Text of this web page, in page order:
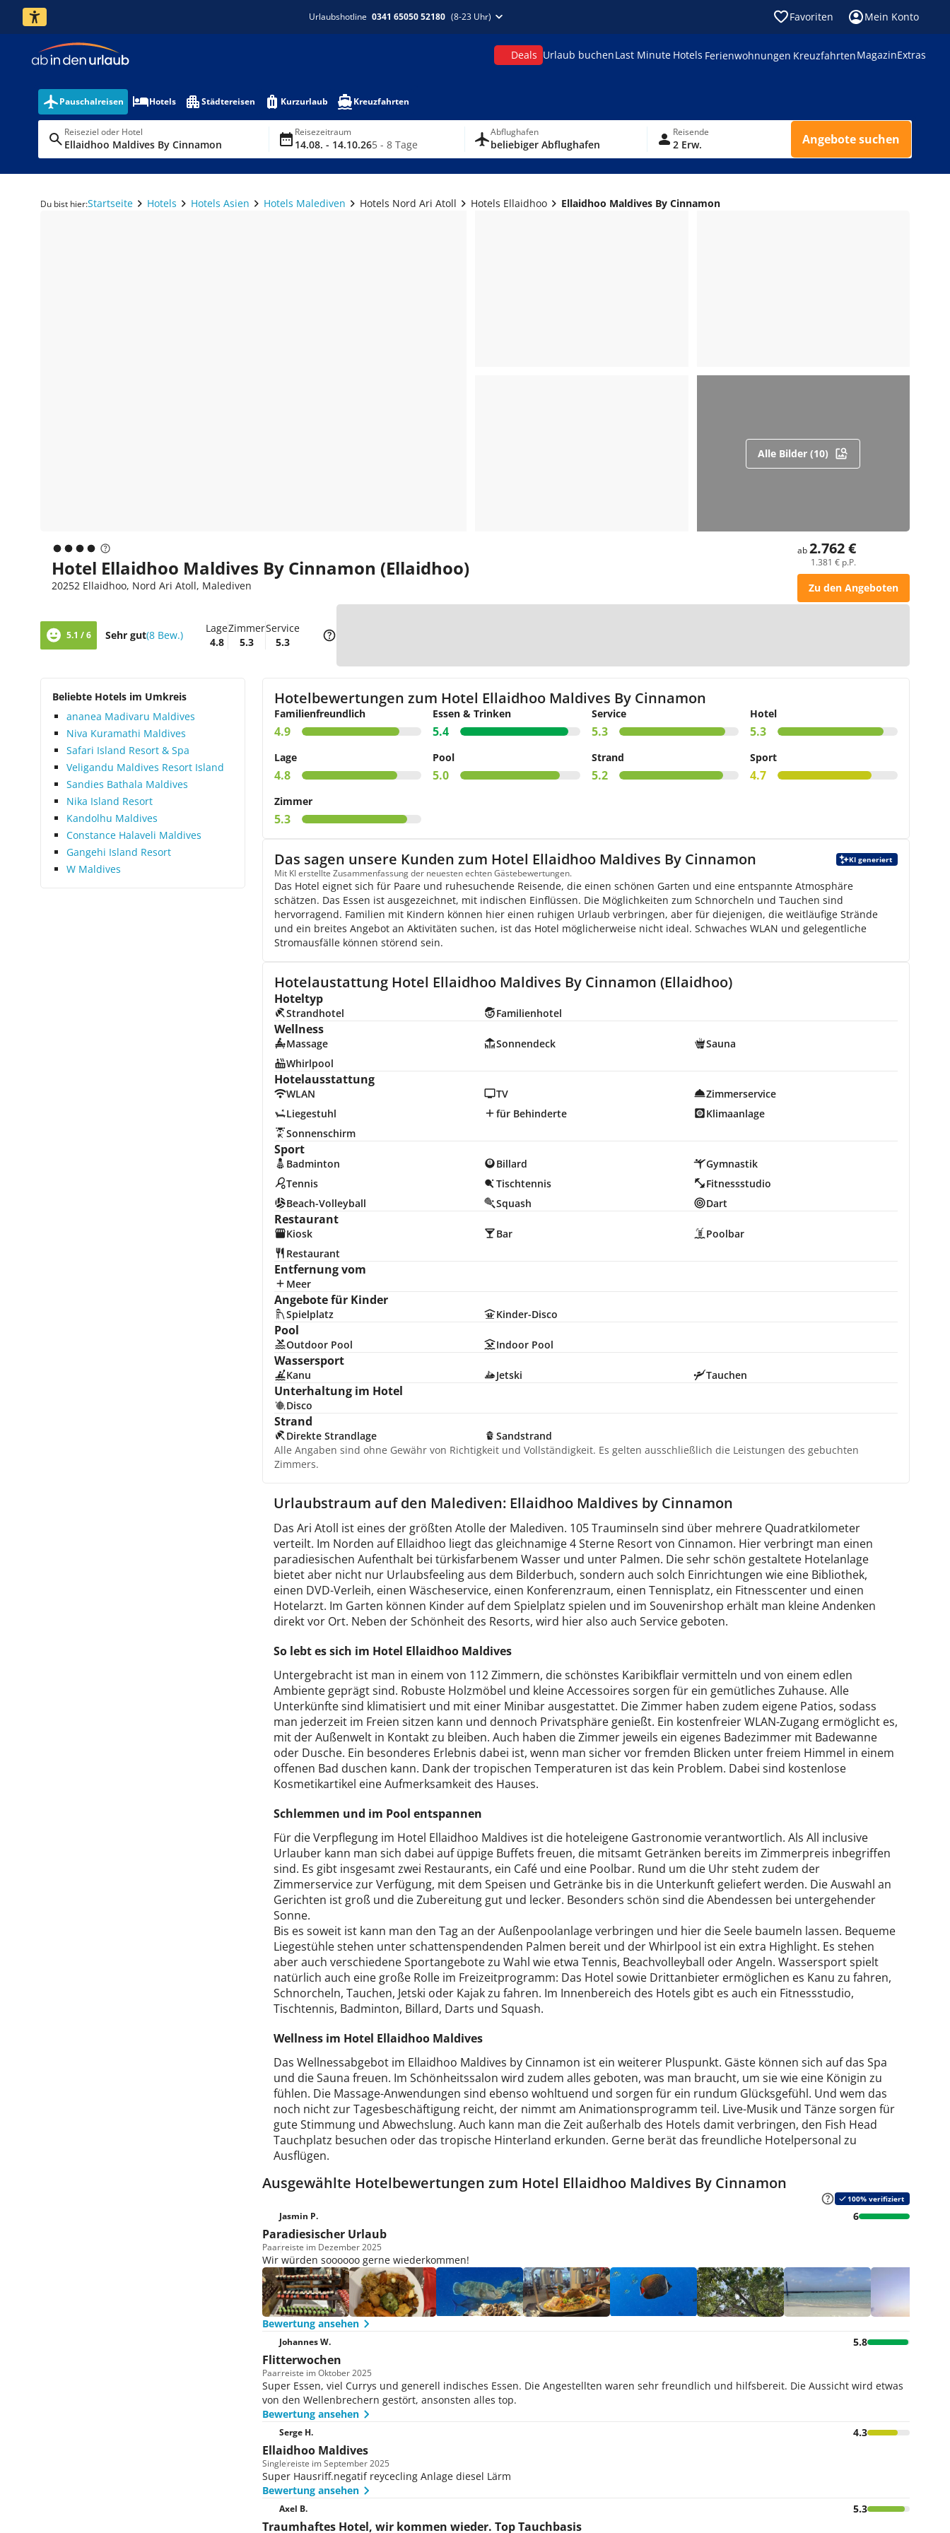
Urlaubshotline 0341 65050 52180 (8-23 Uhr) Favoriten Mein Konto
Deals Urlaub buchenLast Minute Hotels Ferienwohnungen KreuzfahrtenMagazinExtras
Pauschalreisen Hotels Städtereisen Kurzurlaub Kreuzfahrten
Reiseziel oder Hotel
Ellaidhoo Maldives By Cinnamon
Reisezeitraum
14.08. - 14.10.265 - 8 Tage
Abflughafen
beliebiger Abflughafen
Reisende
2 Erw. Angebote suchen
Du bist hier:Startseite Hotels Hotels Asien Hotels Malediven Hotels Nord Ari Atoll Hotels Ellaidhoo Ellaidhoo Maldives By Cinnamon
Alle Bilder (10)
Hotel Ellaidhoo Maldives By Cinnamon (Ellaidhoo)
20252 Ellaidhoo, Nord Ari Atoll, Malediven
ab2.762 €
1.381 € p.P.
Zu den Angeboten
5.1 / 6 Sehr gut(8 Bew.)
Lage
4.8
Zimmer
5.3
Service
5.3
Beliebte Hotels im Umkreis
ananea Madivaru Maldives
Niva Kuramathi Maldives
Safari Island Resort & Spa
Veligandu Maldives Resort Island
Sandies Bathala Maldives
Nika Island Resort
Kandolhu Maldives
Constance Halaveli Maldives
Gangehi Island Resort
W Maldives
Hotelbewertungen zum Hotel Ellaidhoo Maldives By Cinnamon
Familienfreundlich
4.9
Essen & Trinken
5.4
Service
5.3
Hotel
5.3
Lage
4.8
Pool
5.0
Strand
5.2
Sport
4.7
Zimmer
5.3
Das sagen unsere Kunden zum Hotel Ellaidhoo Maldives By Cinnamon KI generiert
Mit KI erstellte Zusammenfassung der neuesten echten Gästebewertungen.
Das Hotel eignet sich für Paare und ruhesuchende Reisende, die einen schönen Garten und eine entspannte Atmosphäre
schätzen. Das Essen ist ausgezeichnet, mit indischen Einflüssen. Die Möglichkeiten zum Schnorcheln und Tauchen sind
hervorragend. Familien mit Kindern können hier einen ruhigen Urlaub verbringen, aber für diejenigen, die weitläufige Strände
und ein breites Angebot an Aktivitäten suchen, ist das Hotel möglicherweise nicht ideal. Schwaches WLAN und gelegentliche
Stromausfälle können störend sein.
Hotelaustattung Hotel Ellaidhoo Maldives By Cinnamon (Ellaidhoo)
Hoteltyp
Strandhotel Familienhotel
Wellness
Massage Sonnendeck
Sauna
Whirlpool
Hotelausstattung
WLAN TV
Zimmerservice
Liegestuhl
für Behinderte
Klimaanlage
Sonnenschirm
Sport
Badminton Billard
Gymnastik
Tennis
Tischtennis
Fitnessstudio
Beach-Volleyball
Squash Dart
Restaurant
Kiosk Bar
Poolbar
Restaurant
Entfernung vom
Meer
Angebote für Kinder
Spielplatz Kinder-Disco
Pool
Outdoor Pool Indoor Pool
Wassersport
Kanu Jetski Tauchen
Unterhaltung im Hotel
Disco
Strand
Direkte Strandlage
Sandstrand
Alle Angaben sind ohne Gewähr von Richtigkeit und Vollständigkeit. Es gelten ausschließlich die Leistungen des gebuchten
Zimmers.
Urlaubstraum auf den Malediven: Ellaidhoo Maldives by Cinnamon
Das Ari Atoll ist eines der größten Atolle der Malediven. 105 Trauminseln sind über mehrere Quadratkilometer
verteilt. Im Norden auf Ellaidhoo liegt das gleichnamige 4 Sterne Resort von Cinnamon. Hier verbringt man einen
paradiesischen Aufenthalt bei türkisfarbenem Wasser und unter Palmen. Die sehr schön gestaltete Hotelanlage
bietet aber nicht nur Urlaubsfeeling aus dem Bilderbuch, sondern auch solch Einrichtungen wie eine Bibliothek,
einen DVD-Verleih, einen Wäscheservice, einen Konferenzraum, einen Tennisplatz, ein Fitnesscenter und einen
Hotelarzt. Im Garten können Kinder auf dem Spielplatz spielen und im Souvenirshop erhält man kleine Andenken
direkt vor Ort. Neben der Schönheit des Resorts, wird hier also auch Service geboten.
So lebt es sich im Hotel Ellaidhoo Maldives
Untergebracht ist man in einem von 112 Zimmern, die schönstes Karibikflair vermitteln und von einem edlen
Ambiente geprägt sind. Robuste Holzmöbel und kleine Accessoires sorgen für ein gemütliches Zuhause. Alle
Unterkünfte sind klimatisiert und mit einer Minibar ausgestattet. Die Zimmer haben zudem eigene Patios, sodass
man jederzeit im Freien sitzen kann und dennoch Privatsphäre genießt. Ein kostenfreier WLAN-Zugang ermöglicht es,
mit der Außenwelt in Kontakt zu bleiben. Auch haben die Zimmer jeweils ein eigenes Badezimmer mit Badewanne
oder Dusche. Ein besonderes Erlebnis dabei ist, wenn man sicher vor fremden Blicken unter freiem Himmel in einem
offenen Bad duschen kann. Dank der tropischen Temperaturen ist das kein Problem. Dabei sind kostenlose
Kosmetikartikel eine Aufmerksamkeit des Hauses.
Schlemmen und im Pool entspannen
Für die Verpflegung im Hotel Ellaidhoo Maldives ist die hoteleigene Gastronomie verantwortlich. Als All inclusive
Urlauber kann man sich dabei auf üppige Buffets freuen, die mitsamt Getränken bereits im Zimmerpreis inbegriffen
sind. Es gibt insgesamt zwei Restaurants, ein Café und eine Poolbar. Rund um die Uhr steht zudem der
Zimmerservice zur Verfügung, mit dem Speisen und Getränke bis in die Unterkunft geliefert werden. Die Auswahl an
Gerichten ist groß und die Zubereitung gut und lecker. Besonders schön sind die Abendessen bei untergehender
Sonne.
Bis es soweit ist kann man den Tag an der Außenpoolanlage verbringen und hier die Seele baumeln lassen. Bequeme
Liegestühle stehen unter schattenspendenden Palmen bereit und der Whirlpool ist ein extra Highlight. Es stehen
aber auch verschiedene Sportangebote zu Wahl wie etwa Tennis, Beachvolleyball oder Angeln. Wassersport spielt
natürlich auch eine große Rolle im Freizeitprogramm: Das Hotel sowie Drittanbieter ermöglichen es Kanu zu fahren,
Schnorcheln, Tauchen, Jetski oder Kajak zu fahren. Im Innenbereich des Hotels gibt es auch ein Fitnessstudio,
Tischtennis, Badminton, Billard, Darts und Squash.
Wellness im Hotel Ellaidhoo Maldives
Das Wellnessabgebot im Ellaidhoo Maldives by Cinnamon ist ein weiterer Pluspunkt. Gäste können sich auf das Spa
und die Sauna freuen. Im Schönheitssalon wird zudem alles geboten, was man braucht, um sie wie eine Königin zu
fühlen. Die Massage-Anwendungen sind ebenso wohltuend und sorgen für ein rundum Glücksgefühl. Und wem das
noch nicht zur Tagesbeschäftigung reicht, der nimmt am Animationsprogramm teil. Live-Musik und Tänze sorgen für
gute Stimmung und Abwechslung. Auch kann man die Zeit außerhalb des Hotels damit verbringen, den Fish Head
Tauchplatz besuchen oder das tropische Hinterland erkunden. Gerne berät das freundliche Hotelpersonal zu
Ausflügen.
Ausgewählte Hotelbewertungen zum Hotel Ellaidhoo Maldives By Cinnamon
100% verifiziert
Jasmin P. 6
Paradiesischer Urlaub
Paarreiste im Dezember 2025
Wir würden soooooo gerne wiederkommen!
Bewertung ansehen
Johannes W. 5.8
Flitterwochen
Paarreiste im Oktober 2025
Super Essen, viel Currys und generell indisches Essen. Die Angestellten waren sehr freundlich und hilfsbereit. Die Aussicht wird etwas
von den Wellenbrechern gestört, ansonsten alles top.
Bewertung ansehen
Serge H. 4.3
Ellaidhoo Maldives
Singlereiste im September 2025
Super Hausriff.negatif reycecling Anlage diesel Lärm
Bewertung ansehen
Axel B. 5.3
Traumhaftes Hotel, wir kommen wieder. Top Tauchbasis